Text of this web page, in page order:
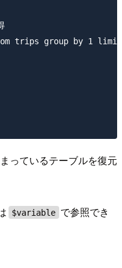
trips group by 1
っているテーブルを復元
$variable で参照でき